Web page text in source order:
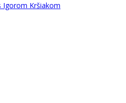
Igorom Kršiakom